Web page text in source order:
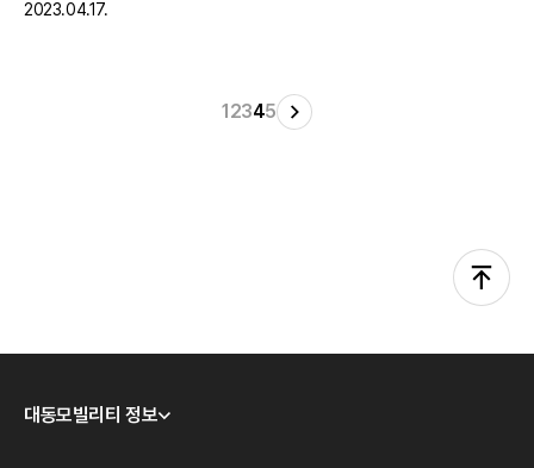
2023.04.17.
12345
대동모빌리티 정보